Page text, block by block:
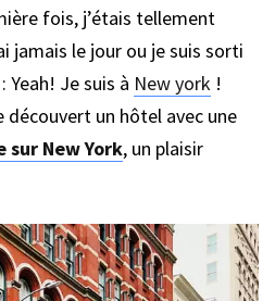
fois, j’étais tellement
jamais le jour ou je suis sorti
Yeah! Je suis à New york !
découvert un hôtel avec une
sur New York, un plaisir